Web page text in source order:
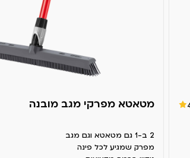
מטאטא מפרקי מגב מובנה
2 ב-1 גם מטאטא וגם מגב
מפרק שמגיע לכל פינה